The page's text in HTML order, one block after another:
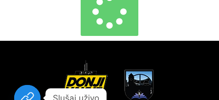
Slušaj uživo